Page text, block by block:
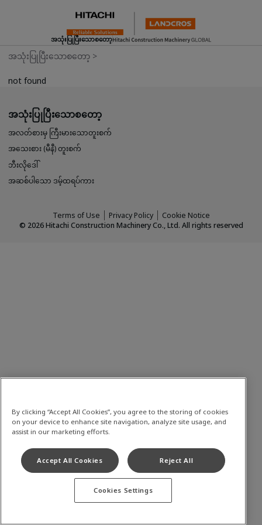
အသုံးပြုပြီးသောစတော့
အသုံးပြုပြီးသောစတော့ >
not found
အသုံးပြုပြီးသောစတော့
အလတ်စားမှ ကြီးမားသောတူးစက်
အသေးစား (မီနီ) တူးစက်
ဘီးလိုဒေါ်
အဆစ်ပါသော ဒမ့်ထရပ်ကား
Terms of Use Privacy Policy
Cookie Notice
© 2026Hitachi Construction Machinery Co., Ltd. All rights reserved
By clicking “Accept All Cookies”, you agree to the storing of cookies
on your device to enhance site navigation, analyze site usage, and
assist in our marketing efforts.
Accept All Cookies Reject All
Cookies Settings